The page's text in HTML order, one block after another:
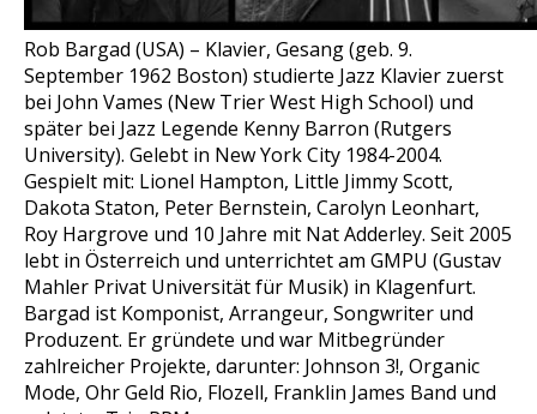
Rob Bargad (USA) – Klavier, Gesang (geb. 9.
September 1962 Boston) studierte Jazz Klavier zuerst
bei John Vames (New Trier West High School) und
später bei Jazz Legende Kenny Barron (Rutgers
University). Gelebt in New York City 1984-2004.
Gespielt mit: Lionel Hampton, Little Jimmy Scott,
Dakota Staton, Peter Bernstein, Carolyn Leonhart,
Roy Hargrove und 10 Jahre mit Nat Adderley. Seit 2005
lebt in Österreich und unterrichtet am GMPU (Gustav
Mahler Privat Universität für Musik) in Klagenfurt.
Bargad ist Komponist, Arrangeur, Songwriter und
Produzent. Er gründete und war Mitbegründer
zahlreicher Projekte, darunter: Johnson 3!, Organic
Mode, Ohr Geld Rio, Flozell, Franklin James Band und